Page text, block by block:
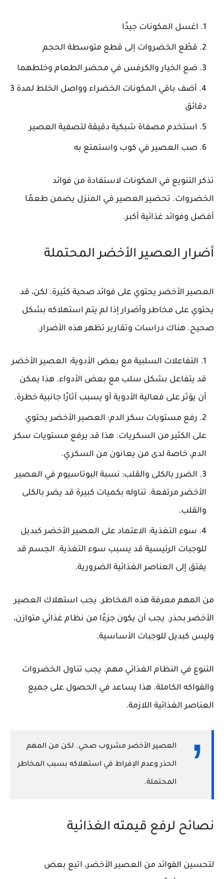
اغسل المكونات جيدًا
قطّع الخضروات إلى قطع متوسطة الحجم
ضع الخيار والكرفس في محضر الطعام وخلطهما
أضف باقي المكونات الخضراء وواصل الخلط لمدة 3
دقائق
استخدم مصفاة شبكية دقيقة لتصفية العصير
صب العصير في كوب واستمتع به
تذكر التنويع في المكونات لاستفادة من فوائد
الخضروات. تحضير العصير في المنزل يضمن طعمًا
أفضل وفوائد غذائية أكبر.
أضرار العصير الأخضر المحتملة
العصير الأخضر يحتوي على فوائد صحية كثيرة. لكن، قد
يحتوي على مخاطر وأضرارإذا لم يتم استهلاكه بشكل
صحيح. هناك دراسات وتقارير تظهر هذه الأضرار.
التفاعلات السلبية مع بعض الأدوية: العصير الأخضر
قد يتفاعل بشكل سلب مع بعض الأدواء. هذا يمكن
أن يؤثر على فعالية الأدوية أو يسبب آثارًا جانبية خطرة.
رفع مستويات سكر الدم: العصير الأخضر يحتوي
على الكثير من السكريات. هذا قد يرفع مستويات سكر
الدم، خاصة لدى من يعانون من السكري.
الضرر بالكلى والقلب: نسبة البوتاسيوم في العصير
الأخضر مرتفعة. تناوله بكميات كبيرة قد يضر بالكلى
والقلب.
سوء التغذية: الاعتماد على العصير الأخضر كبديل
للوجبات الرئيسية قد يسبب سوء التغذية. الجسم قد
يفتق إلى العناصر الغذائية الضرورية.
من المهم معرفة هذه المخاطر. يجب استهلاك العصير
الأخضر بحذر. يجب أن يكون جزءًا من نظام غذائي متوازن،
وليس كبديل للوجبات الأساسية.
التنوع في النظام الغذائي مهم. يجب تناول الخضروات
والفواكه الكاملة. هذا يساعد في الحصول على جميع
العناصر الغذائية اللازمة.
العصير الأخضر مشروب صحي. لكن من المهم
الحذر وعدم الإفراط في استهلاكه بسبب المخاطر
المحتملة.
نصائح لرفع قيمته الغذائية
لتحسين الفوائد من العصير الأخضر، اتبع بعض